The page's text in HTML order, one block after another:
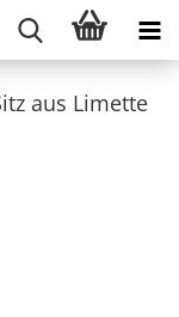
aus Limette